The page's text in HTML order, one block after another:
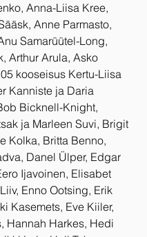
Anna-Liisa Kree,
Anne Parmasto,
Samarüütel-Long,
Arthur Arula, Asko
kooseisus Kertu-Liisa
Kanniste ja Daria
Bicknell-Knight,
ja Marleen Suvi, Brigit
Kolka, Britta Benno,
Danel Ülper, Edgar
Ijavoinen, Elisabet
Enno Ootsing, Erik
Kasemets, Eve Kiiler,
Hannah Harkes, Hedi